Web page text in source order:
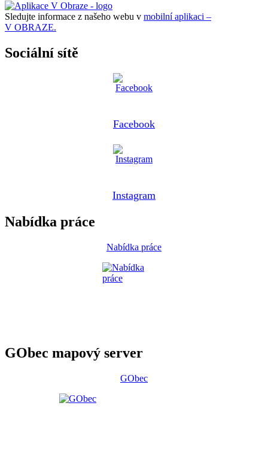
Sledujte informace z našeho webu v mobilní aplikaci –
V OBRAZE.
Sociální sítě
Facebook
Instagram
Nabídka práce
Nabídka práce
GObec mapový server
GObec